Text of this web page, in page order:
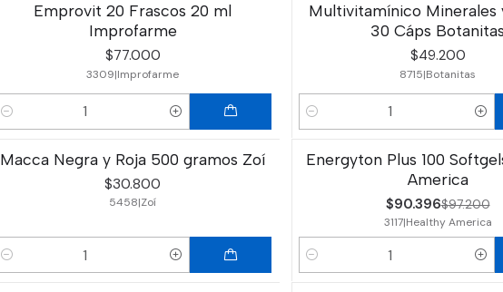
Emprovit 20 Frascos 20 ml
Improfarme
$77.000
3309|Improfarme
Cantidad
Multivitamínico Minerales
30 Cáps Botanitas
$49.200
8715|Botanitas
Cantidad
Macca Negra y Roja 500 gramos Zoí
$30.800
5458|Zoí
Cantidad
-7%OFF
Energyton Plus 100
America
$90.396$97.200
3117|Healthy America
Cantidad